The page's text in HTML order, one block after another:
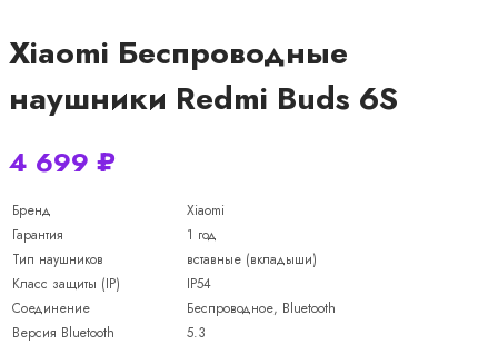
Xiaomi Беспроводные
наушники Redmi Buds 6S
4 699 ₽
Бренд
Xiaomi
Гарантия
1 год
Тип наушников
вставные (вкладыши)
Класс защиты (IP)
IP54
Соединение
Беспроводное, Bluetooth
Версия Bluetooth
5.3